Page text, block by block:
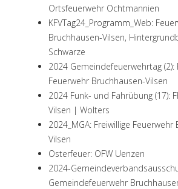
Ortsfeuerwehr Ochtmannien
KFVTag24_Programm_Web:
Bruchhausen-Vilsen,
Schwarze
2024 Gemeindefeuerwehrtag (2):
Feuerwehr Bruchhausen-Vilsen
2024 Funk- und Fahrübung (17):
Vilsen | Wolters
2024_MGA: Freiwillige Feuerwehr
Vilsen
Osterfeuer: OFW Uenzen
2024-
Gemeindefeuerwehr